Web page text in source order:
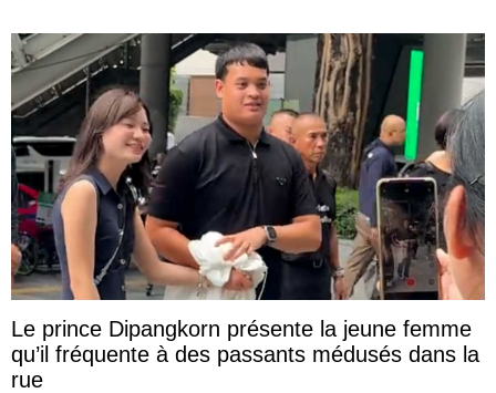
Le prince Dipangkorn présente la jeune femme
qu’il fréquente à des passants médusés dans la
rue